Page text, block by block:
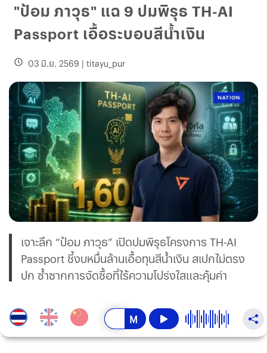
"ป้อม ภาวุธ" แฉ 9 ปมพิรุธ TH-AI
Passport เอื้อระบอบสีน้ำเงิน
03 มิ.ย. 2569 | titayu_pur
เจาะลึก “ป้อม ภาวุธ” เปิดปมพิรุธโครงการ TH-AI
Passport ชี้งบหมื่นล้านเอื้อทุนสีน้ำเงิน สเปกไม่ตรง
ปก ซ้ำซากการจัดซื้อที่ไร้ความโปร่งใสและคุ้มค่า